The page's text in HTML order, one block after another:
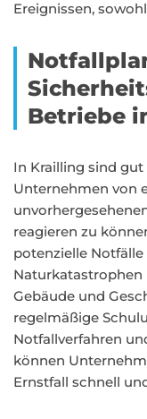
Ereignissen,
Betriebe
In Krailling sind
Unternehmen von
reagieren zu
potenzielle Notfälle
Naturkatastrophen
Gebäude und
regelmäßige
Notfallverfahren
können
Ernstfall schnell